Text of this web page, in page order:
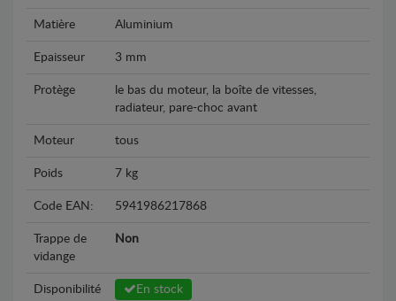
Matière Aluminium
Epaisseur 3 mm
Protège
le bas du moteur, la boîte de vitesses,
radiateur, pare-choc avant
Moteur tous
Poids 7 kg
Code EAN: 5941986217868
Trappe de
vidange
Non
Disponibilité En stock